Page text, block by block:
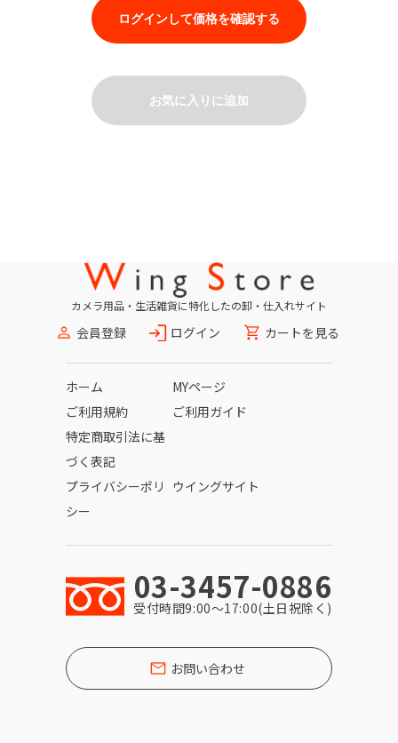
ログインして価格を確認する
お気に入りに追加
カメラ用品・生活雑貨に特化したの卸・仕入れサイト
会員登録 ログイン カートを見る
03-3457-0886
受付時間9:00〜17:00(土日祝除く)
お問い合わせ
ホーム
MYページ
ご利用規約
ご利用ガイド
特定商取引法に基
づく表記
プライバシーポリ
シー
ウイングサイト